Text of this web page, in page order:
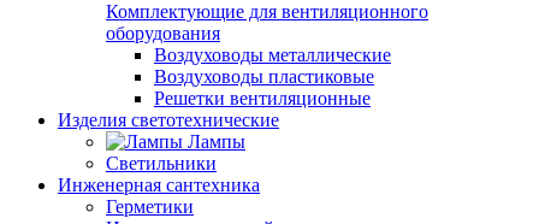
Комплектующие для вентиляционного
оборудования
Воздуховоды металлические
Воздуховоды пластиковые
Решетки вентиляционные
Изделия светотехнические
Лампы
Светильники
Инженерная сантехника
Герметики